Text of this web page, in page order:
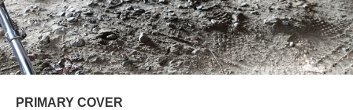
PRIMARY COVER